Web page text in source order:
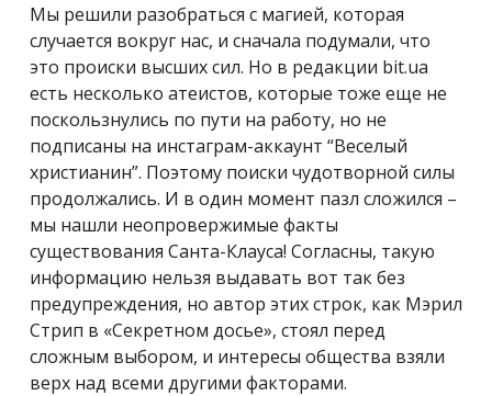
Мы решили разобраться с магией, которая
случается вокруг нас, и сначала подумали, что
это происки высших сил. Но в редакции bit.ua
есть несколько атеистов, которые тоже еще не
поскользнулись по пути на работу, но не
подписаны на инстаграм-аккаунт “Веселый
христианин”. Поэтому поиски чудотворной силы
продолжались. И в один момент пазл сложился –
мы нашли неопровержимые факты
существования Санта-Клауса! Согласны, такую
информацию нельзя выдавать вот так без
предупреждения, но автор этих строк, как Мэрил
Стрип в «Секретном досье», стоял перед
сложным выбором, и интересы общества взяли
верх над всеми другими факторами.